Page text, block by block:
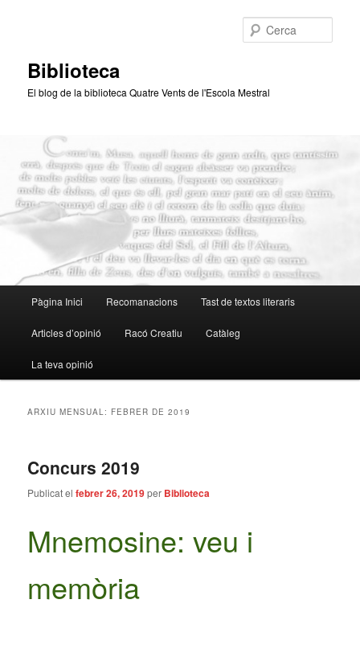
Biblioteca
El blog de la biblioteca Quatre Vents de l'Escola Mestral
principal
Pàgina Inici Recomanacions Tast de textos literaris
Articles d’opinió Racó Creatiu Catàleg
La teva opinió
ARXIU MENSUAL: FEBRER DE 2019
Concurs 2019
Publicat elfebrer 26, 2019per Biblioteca
Mnemosine: veu i
memòria